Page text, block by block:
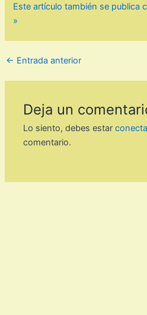
Este artículo también se publica
»
← Entrada anterior
Deja un
Lo siento, debes estar
comentario.